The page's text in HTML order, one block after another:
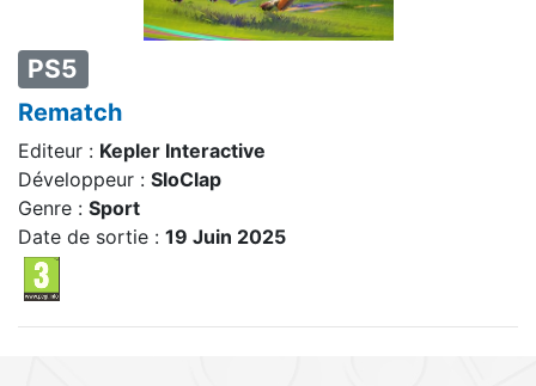
PS5
Rematch
Editeur : Kepler Interactive
Développeur : SloClap
Genre : Sport
Date de sortie : 19 Juin 2025